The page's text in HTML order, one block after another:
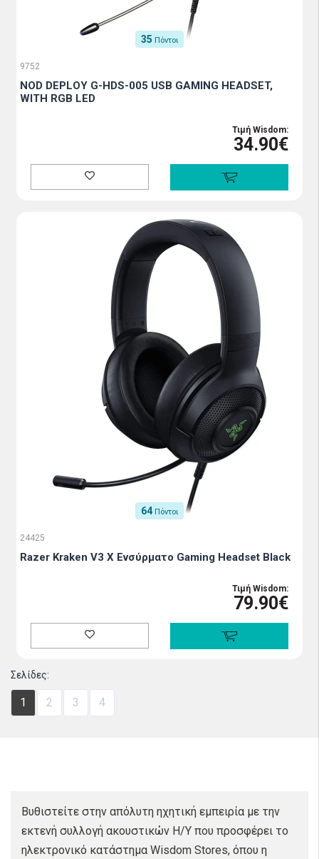
35 Πόντοι
9752
NOD DEPLOY G-HDS-005 USB GAMING HEADSET,
WITH RGB LED
Τιμή Wisdom:
34.90€
64 Πόντοι
24425
Razer Kraken V3 X Ενσύρματο Gaming Headset Black
Τιμή Wisdom:
79.90€
Σελίδες:
1 2 3 4
Βυθιστείτε στην απόλυτη ηχητική εμπειρία με την
εκτενή συλλογή ακουστικών Η/Υ που προσφέρει το
ηλεκτρονικό κατάστημα Wisdom Stores, όπου η